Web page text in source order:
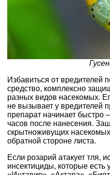
Избавиться от вредителей
средство, комплексно
разных видов насекомых.
не вызывает у вредителей
препарат начинает быстро
часов после нанесения.
скрытноживущих
обратной стороне листа.
Если розарий атакует тля,
инсектициды, которые